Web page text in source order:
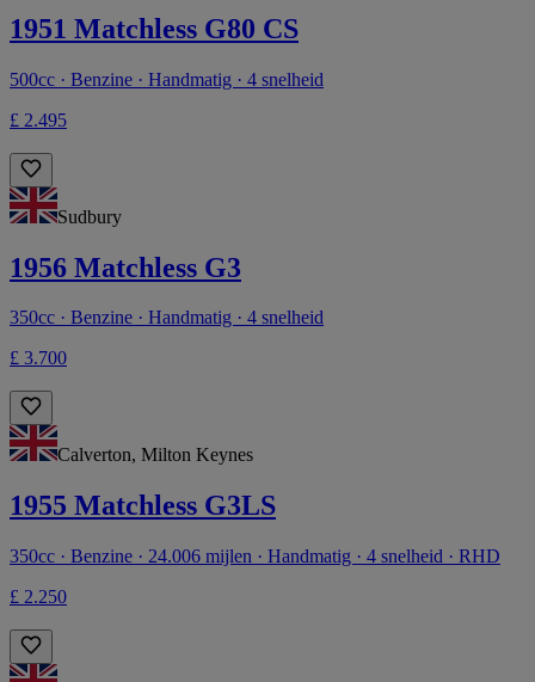
1951 Matchless G80 CS
500cc · Benzine · Handmatig · 4 snelheid
£ 2.495
Sudbury
1956 Matchless G3
350cc · Benzine · Handmatig · 4 snelheid
£ 3.700
Calverton, Milton Keynes
1955 Matchless G3LS
350cc · Benzine · 24.006 mijlen · Handmatig · 4 snelheid · RHD
£ 2.250